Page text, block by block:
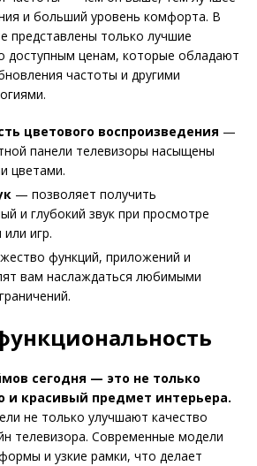
и больший уровень комфорта. В
представлены только лучшие
доступным ценам, которые обладают
частоты и другими
цветового воспроизведения —
панели телевизоры насыщены
цветами.
— позволяет получить
и глубокий звук при просмотре
игр.
функций, приложений и
вам наслаждаться любимыми
сегодня — это не только
и красивый предмет интерьера.
не только улучшают качество
телевизора. Современные модели
и узкие рамки, что делает